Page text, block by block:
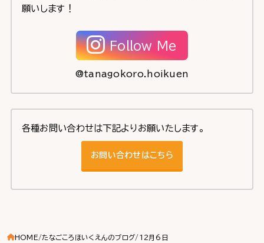
願いします！
Follow Me
@tanagokoro.hoikuen
各種お問い合わせは下記よりお願いたします。
お問い合わせはこちら
HOME たなごころほいくえんのブログ 12月6日